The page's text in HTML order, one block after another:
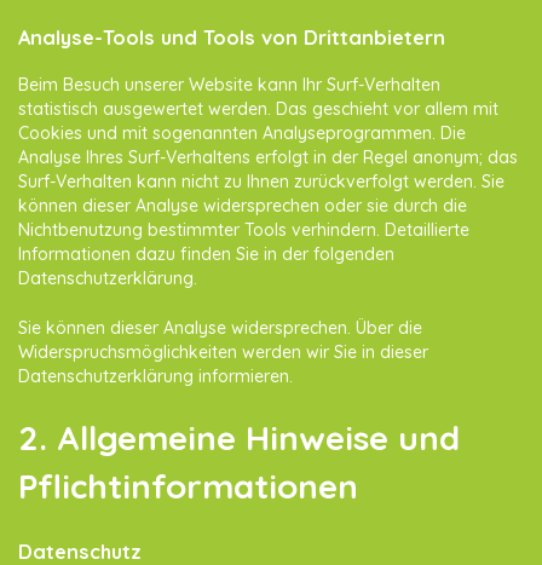
Analyse-Tools und Tools von Drittanbietern
Beim Besuch unserer Website kann Ihr Surf-Verhalten
statistisch ausgewertet werden. Das geschieht vor allem mit
Cookies und mit sogenannten Analyseprogrammen. Die
Analyse Ihres Surf-Verhaltens erfolgt in der Regel anonym; das
Surf-Verhalten kann nicht zu Ihnen zurückverfolgt werden. Sie
können dieser Analyse widersprechen oder sie durch die
Nichtbenutzung bestimmter Tools verhindern. Detaillierte
Informationen dazu finden Sie in der folgenden
Datenschutzerklärung.
Sie können dieser Analyse widersprechen. Über die
Widerspruchsmöglichkeiten werden wir Sie in dieser
Datenschutzerklärung informieren.
2. Allgemeine Hinweise und
Pflichtinformationen
Datenschutz